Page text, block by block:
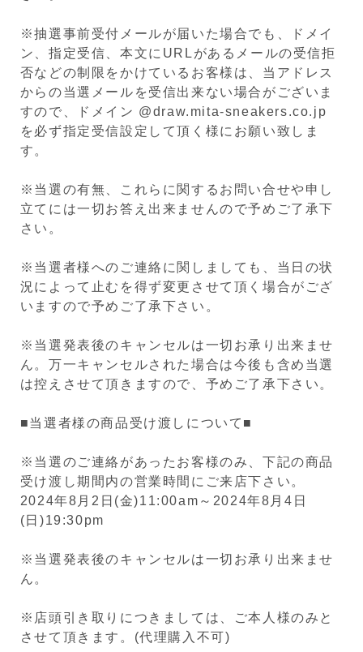
※抽選事前受付メールが届いた場合でも、ドメイ
ン、指定受信、本文にURLがあるメールの受信拒
否などの制限をかけているお客様は、当アドレス
からの当選メールを受信出来ない場合がございま
すので、ドメイン @draw.mita-sneakers.co.jp
を必ず指定受信設定して頂く様にお願い致しま
す。
※当選の有無、これらに関するお問い合せや申し
立てには一切お答え出来ませんので予めご了承下
さい。
※当選者様へのご連絡に関しましても、当日の状
況によって止むを得ず変更させて頂く場合がござ
いますので予めご了承下さい。
※ 当選発表後のキャンセルは一切お承り出来ませ
ん。万一キャンセルされた場合は今後も含め当選
は控えさせて頂きますので、予めご了承下さい。
■当選者様の商品受け渡しについて■
※当選のご連絡があったお客様のみ、下記の商品
受け渡し期間内の営業時間にご来店下さい。
2024年8月2日(金)11:00am～2024年8月4日
(日)19:30pm
※当選発表後のキャンセルは一切お承り出来ませ
ん。
※店頭引き取りにつきましては、ご本人様のみと
させて頂きます。(代理購入不可)